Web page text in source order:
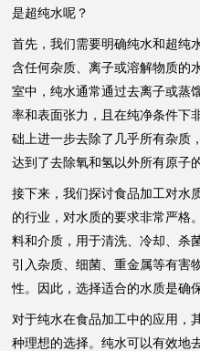
是超纯水呢？
首先，我们需要明确纯水和超纯
含任何杂质、离子或溶解物质的
室中，纯水通常通过去离子或蒸
率和表面张力，且在纯净条件下
础上进一步去除了几乎所有杂质
达到了去除氧和氢以外所有原子
接下来，我们探讨食品加工对水
的行业，对水质的要求非常严格
料和介质，用于清洗、冷却、杀
引入杂质、细菌、重金属等有害
性。因此，选择适合的水质是确
对于纯水在食品加工中的应用，
种理想的选择。纯水可以有效地